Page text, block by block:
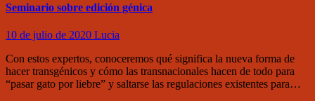
Seminario sobre edición génica
10 de julio de 2020 Lucia
Con estos expertos, conoceremos qué significa la nueva forma de
hacer transgénicos y cómo las transnacionales hacen de todo para
“pasar gato por liebre” y saltarse las regulaciones existentes para…